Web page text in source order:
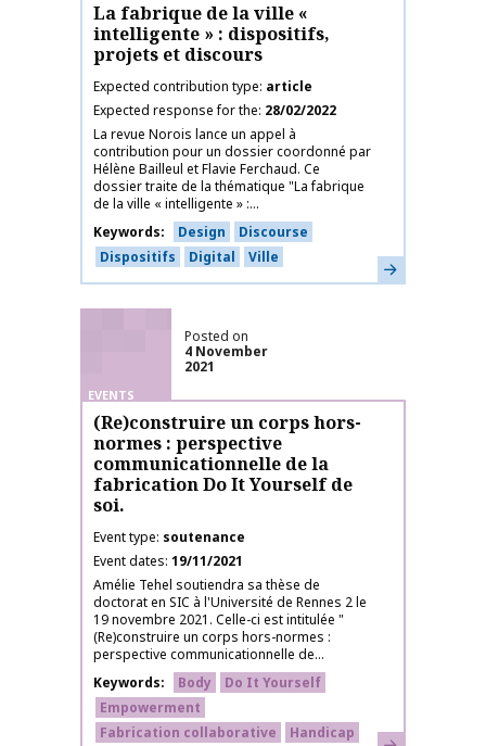
La fabrique de la ville «
intelligente » : dispositifs,
projets et discours
Expected contribution type article
Expected response for the 28/02/2022
La revue Norois lance un appel à
contribution pour un dossier coordonné par
Hélène Bailleul et Flavie Ferchaud. Ce
dossier traite de la thématique "La fabrique
de la ville « intelligente » :...
Keywords
Design
Discourse
Dispositifs
Digital Ville Learn more
EVENTS
Posted on
4 November
2021
(Re)construire un corps hors-
normes : perspective
communicationnelle de la
fabrication Do It Yourself de
soi.
Event type soutenance
Event dates 19/11/2021
Amélie Tehel soutiendra sa thèse de
doctorat en SIC à l'Université de Rennes 2 le
19 novembre 2021. Celle-ci est intitulée "
(Re)construire un corps hors-normes :
perspective communicationnelle de...
Keywords
Body
Do It Yourself
Empowerment
Fabrication collaborative
Handicap